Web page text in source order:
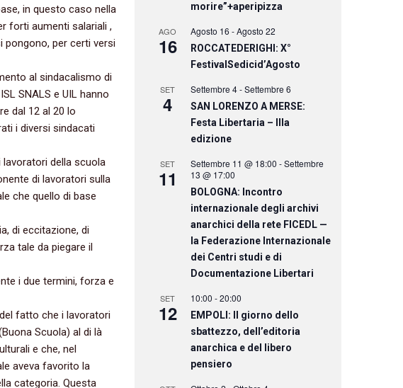
‬in questo caso nella
forti aumenti salariali‭ ‬,‭
pongono,‭ ‬per certi versi
al sindacalismo di
SNALS e UIL hanno
dal‭ ‬12‭ ‬al‭ ‬20‭ ‬lo
i diversi sindacati
lavoratori della scuola
di lavoratori sulla
che quello di base
‬di eccitazione,‭ ‬di
tale da piegare il
i due termini,‭ ‬forza e
fatto che i lavoratori
Scuola‭) ‬al di là
e che,‭ ‬nel
aveva favorito la
categoria.‭ ‬Questa
morire”+aperipizza
AGO
16
Agosto 16 -Agosto 22
ROCCATEDERIGHI: X°
FestivalSedicid’Agosto
SET
4
Settembre 4-Settembre 6
SAN LORENZO A MERSE:
Festa Libertaria – IIIa
edizione
SET
11
Settembre 11 @ 18:00 -Settembre
13 @ 17:00
BOLOGNA: Incontro
internazionale degli archivi
anarchici della rete FICEDL —
la Federazione Internazionale
dei Centri studi e di
Documentazione Libertari
SET
12
10:00 -20:00
EMPOLI: Il giorno dello
sbattezzo, dell’editoria
anarchica e del libero
pensiero